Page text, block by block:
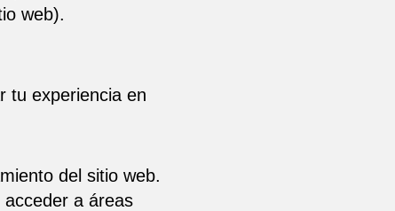
web).
tu experiencia en
del sitio web.
a áreas